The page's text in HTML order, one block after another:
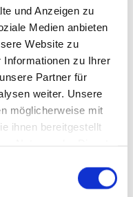
und Anzeigen zu
Medien anbieten
Website zu
Informationen zu Ihrer
Partner für
weiter. Unsere
möglicherweise mit
ihnen bereitgestellt